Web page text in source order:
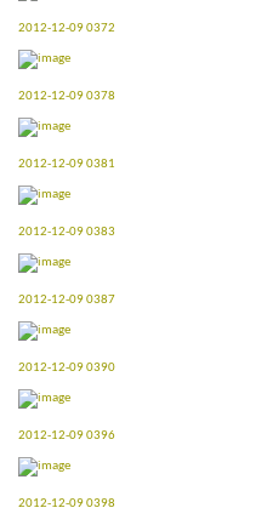
2012-12-09 0372
2012-12-09 0378
2012-12-09 0381
2012-12-09 0383
2012-12-09 0387
2012-12-09 0390
2012-12-09 0396
2012-12-09 0398